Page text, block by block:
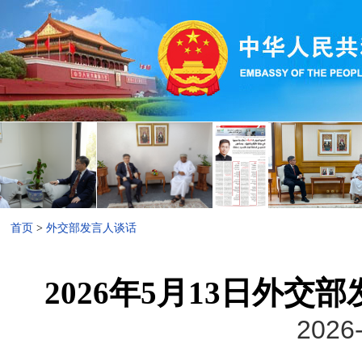
首页 > 外交部发言人谈话
2026年5月13日外交